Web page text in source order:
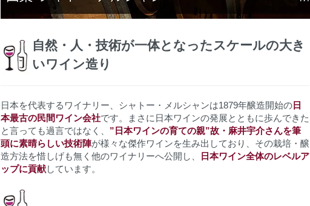
自然・人・技術が一体となったスケールの大き
いワイン造り
日本を代表するワイナリー、シャトー・メルシャンは1879年醸造開始の 日
本最古の民間ワイン会社です。まさに日本ワインの発展とともに歩んできた
と言っても過言ではなく、 ”日本ワインの育ての親”故・麻井宇介さんを筆
頭に素晴らしい技術陣が様々な傑作ワインを生み出しており、その栽培・醸
造方法を惜しげも無く他のワイナリーへ公開し、
日本ワイン全体のレベルア
ップに貢献しています。